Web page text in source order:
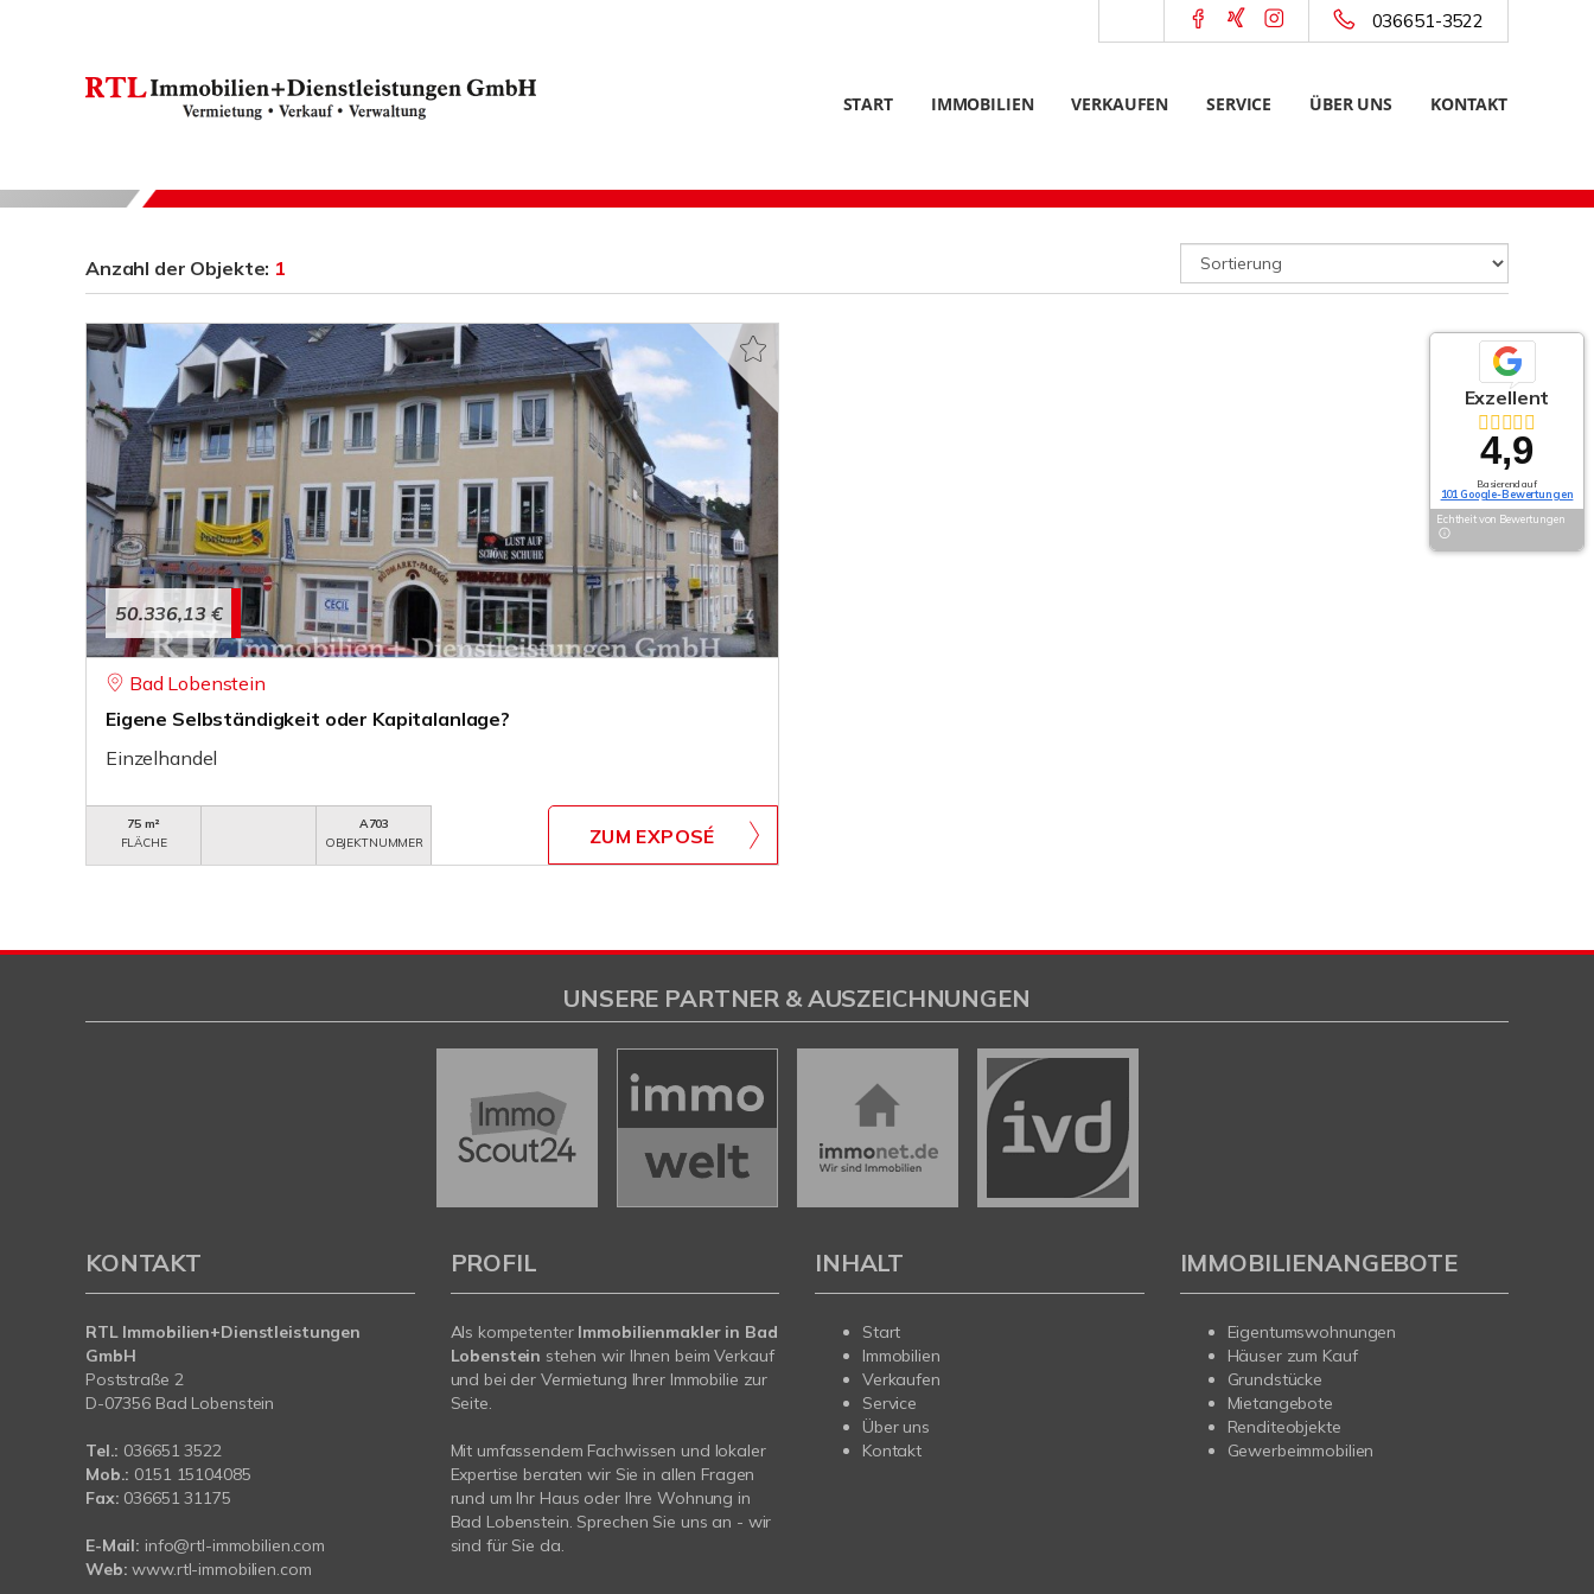
036651-3522
START IMMOBILIEN VERKAUFEN SERVICE ÜBER UNS KONTAKT
Anzahl der Objekte: 1
50.336,13 €
Bad Lobenstein
Eigene Selbständigkeit oder Kapitalanlage?
Einzelhandel
75 m²
FLÄCHE
A703
OBJEKTNUMMER
ZUM EXPOSÉ
Exzellent
4,9
Basierend auf
101 Google-Bewertungen
Echtheit von Bewertungen
UNSERE PARTNER & AUSZEICHNUNGEN
KONTAKT
RTL Immobilien+Dienstleistungen
GmbH
Poststraße 2
D-07356 Bad Lobenstein
Tel.: 036651 3522
Mob.: 0151 15104085
Fax: 036651 31175
E-Mail: info@rtl-immobilien.com
Web: www.rtl-immobilien.com
PROFIL
Als kompetenter Immobilienmakler in Bad
Lobenstein stehen wir Ihnen beim Verkauf
und bei der Vermietung Ihrer Immobilie zur
Seite.
Mit umfassendem Fachwissen und lokaler
Expertise beraten wir Sie in allen Fragen
rund um Ihr Haus oder Ihre Wohnung in
Bad Lobenstein. Sprechen Sie uns an - wir
sind für Sie da.
INHALT
Start
Immobilien
Verkaufen
Service
Über uns
Kontakt
IMMOBILIENANGEBOTE
Eigentumswohnungen
Häuser zum Kauf
Grundstücke
Mietangebote
Renditeobjekte
Gewerbeimmobilien